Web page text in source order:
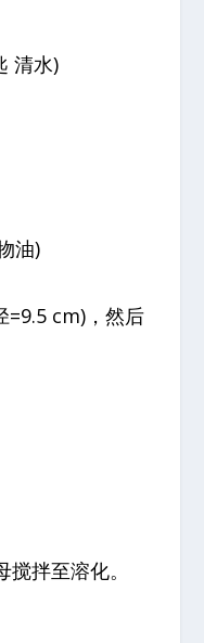
清水)
油)
=9.5 cm)，然后
拌至溶化。